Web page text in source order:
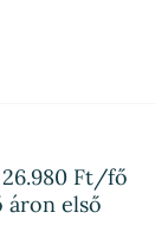
Ft/fő
áron első